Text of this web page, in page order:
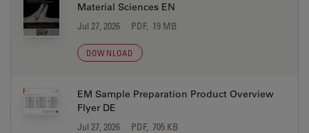
Material Sciences EN
Jul 27, 2026 PDF, 19 MB
DOWNLOAD
EM Sample Preparation Product Overview
Flyer DE
Jul 27, 2026 PDF, 705 KB